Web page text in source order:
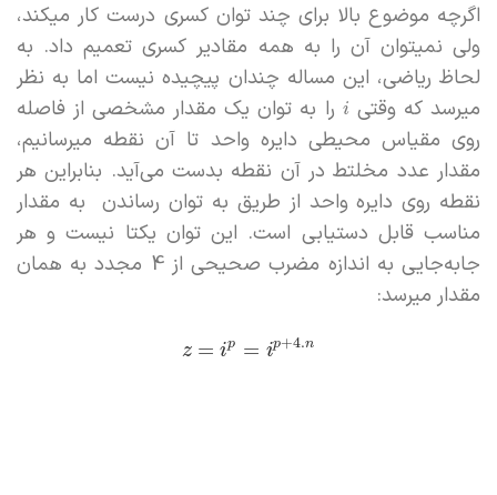
اگرچه موضوع بالا برای چند توان کسری درست کار میکند،
ولی نمیتوان آن را به همه مقادیر کسری تعمیم داد. به
لحاظ ریاضی، این مساله چندان پیچیده نیست اما به نظر
میرسد که وقتی i را به توان یک مقدار مشخصی از فاصله
روی مقیاس محیطی دایره واحد تا آن نقطه میرسانیم،
مقدار عدد مخلتط در آن نقطه بدست می‌آید. بنابراین هر
نقطه روی دایره واحد از طریق به توان رساندن به مقدار
مناسب قابل دستیابی است. این توان یکتا نیست و هر
جابه‌جایی به اندازه مضرب صحیحی از 4 مجدد به همان
مقدار میرسد:
z = ip = ip+4.n